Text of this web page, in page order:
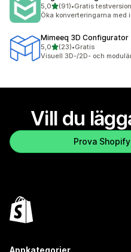
5,0av 5 stjärnor
(91)
91 recensioner totalt
•Gratis
Öka konverteringarna med
Mimeeq 3D Configurator
5,0av 5 stjärnor
(23)
23 recensioner totalt
•Gratis
Visuell 3D-/2D- och
Vill du
Prova